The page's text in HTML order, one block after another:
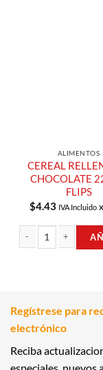
ALIMENTOS
CEREAL
CHOCOLATE
FLIPS
$4.43 IVA Incluido
Regístrese para
electrónico
Reciba